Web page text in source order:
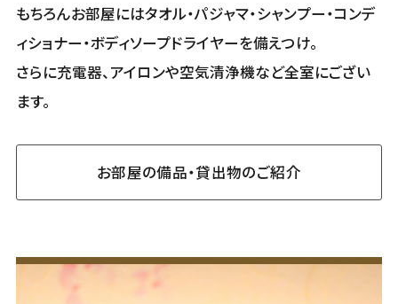
もちろんお部屋にはタオル・パジャマ・シャンプー・コンデ
ィショナー・ボディソープドライヤーを備えつけ。
さらに充電器、アイロンや空気清浄機など全室にござい
ます。
お部屋の備品・貸出物のご紹介